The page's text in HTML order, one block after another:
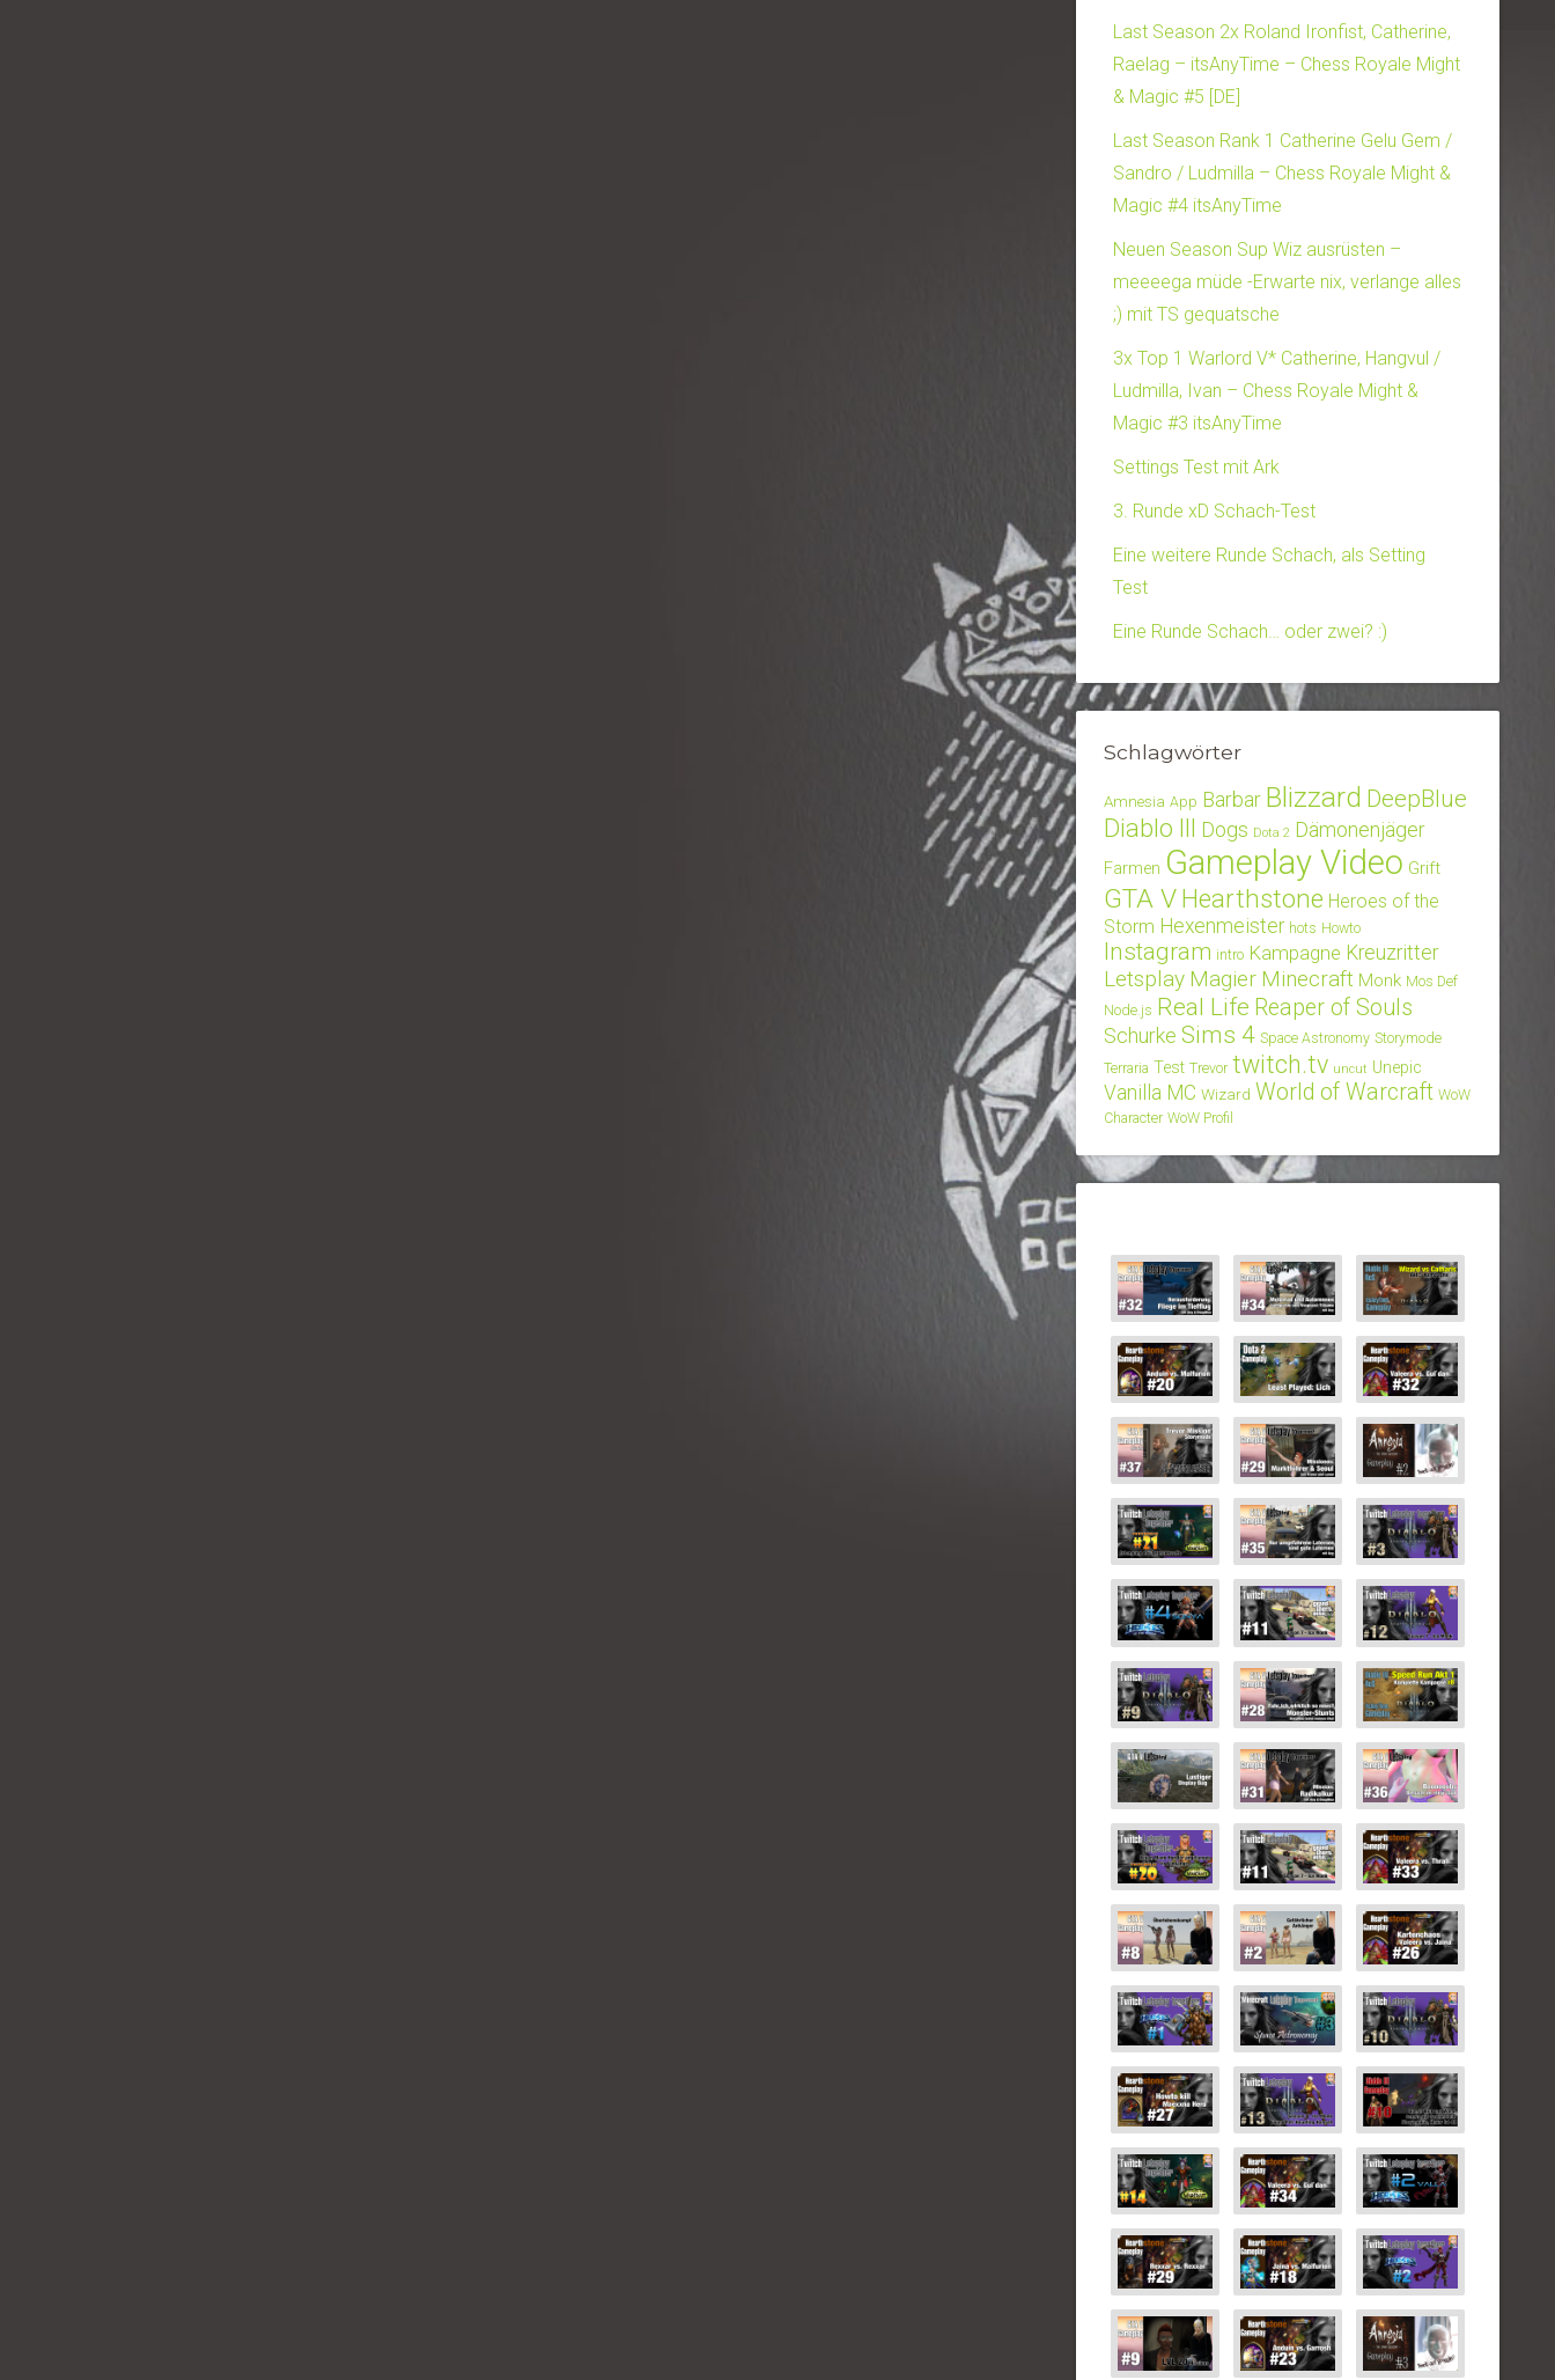
Last Season 2x Roland Ironfist, Catherine,
Raelag – itsAnyTime – Chess Royale Might
& Magic #5 [DE]
Last Season Rank 1 Catherine Gelu Gem /
Sandro / Ludmilla – Chess Royale Might &
Magic #4 itsAnyTime
Neuen Season Sup Wiz ausrüsten –
meeeega müde -Erwarte nix, verlange alles
;) mit TS gequatsche
3x Top 1 Warlord V* Catherine, Hangvul /
Ludmilla, Ivan – Chess Royale Might &
Magic #3 itsAnyTime
Settings Test mit Ark
3. Runde xD Schach-Test
Eine weitere Runde Schach, als Setting
Test
Eine Runde Schach… oder zwei? :)
Schlagwörter
Amnesia App Barbar Blizzard DeepBlue
Diablo III Dogs Dota 2 Dämonenjäger
Farmen Gameplay Video Grift
GTA V Hearthstone Heroes of the
Storm Hexenmeister hots Howto
Instagram intro Kampagne Kreuzritter
Letsplay Magier Minecraft Monk Mos Def
Node.js Real Life Reaper of Souls
Schurke Sims 4 Space Astronomy Storymode
Terraria Test Trevor twitch.tv uncut Unepic
Vanilla MC Wizard World of Warcraft WoW
Character WoW Profil